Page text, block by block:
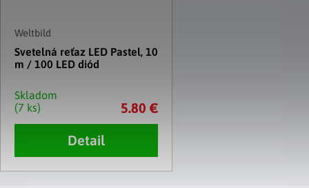
Weltbild
Svetelná reťaz LED Pastel, 10
m / 100 LED diód
Skladom
(7 ks)
5.80 €
Detail